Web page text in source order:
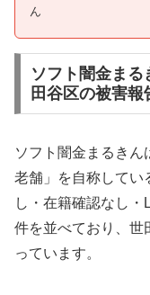
ん
ソフト闇金ま
田谷区の被害報
ソフト闇金まるき
老舗」を自称してい
し・在籍確認なし
件を並べており、世
っています。